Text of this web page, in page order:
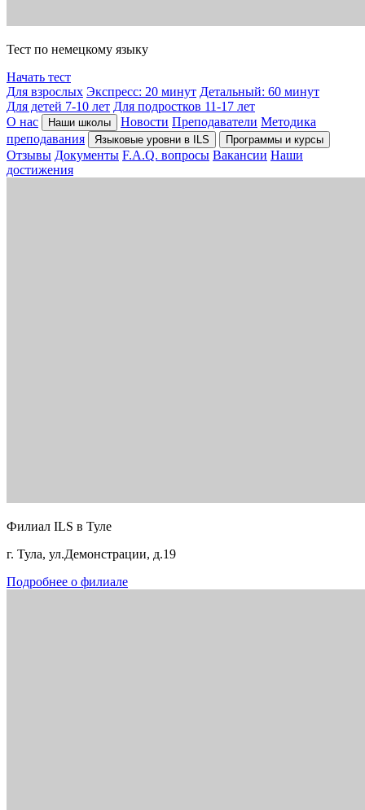
Тест по немецкому языку
Начать тест
Для взрослых Экспресс: 20 минут Детальный: 60 минут
Для детей 7-10 лет Для подростков 11-17 лет
О нас
Наши школы Новости Преподаватели Методика
преподавания
Языковые уровни в ILS Программы и курсы
Отзывы Документы F.A.Q. вопросы Вакансии Наши
достижения
Филиал ILS в Туле
г. Тула, ул.Демонстрации, д.19
Подробнее о филиале